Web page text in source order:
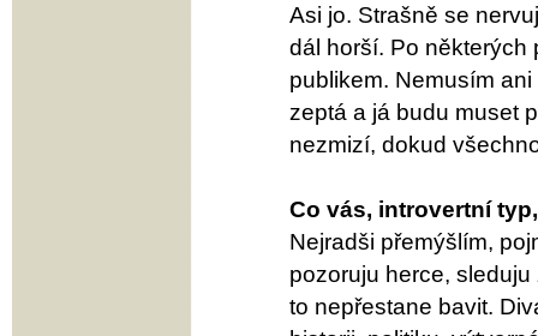
Asi jo. Strašně se
dál horší. Po
publikem. Nemusím
zeptá a já budu muset
nezmizí, dokud
Co vás, introvertní
Nejradši přemýšlím,
pozoruju herce,
to nepřestane bavit.